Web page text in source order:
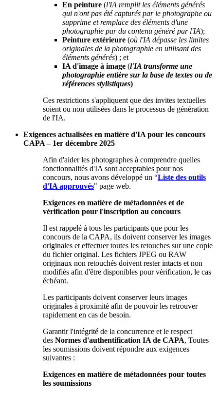
En peinture (l'IA remplit les éléments générés
qui n'ont pas été capturés par le photographe ou
supprime et remplace des éléments d'une
photographie par du contenu généré par l'IA);
Peinture extérieure (où l'IA dépasse les limites
originales de la photographie en utilisant des
éléments générés) ; et
IA d'image à image (l'IA transforme une
photographie entière sur la base de textes ou de
références stylistiques)
Ces restrictions s'appliquent que des invites textuelles
soient ou non utilisées dans le processus de génération
de l'IA.
Exigences actualisées en matière d'IA pour les concours
CAPA – 1er décembre 2025
Afin d'aider les photographes à comprendre quelles
fonctionnalités d'IA sont acceptables pour nos
concours, nous avons développé un “Liste des outils
d'IA approuvés" page web.
Exigences en matière de métadonnées et de
vérification pour l'inscription au concours
Il est rappelé à tous les participants que pour les
concours de la CAPA, ils doivent conserver les images
originales et effectuer toutes les retouches sur une copie
du fichier original. Les fichiers JPEG ou RAW
originaux non retouchés doivent rester intacts et non
modifiés afin d'être disponibles pour vérification, le cas
échéant.
Les participants doivent conserver leurs images
originales à proximité afin de pouvoir les retrouver
rapidement en cas de besoin.
Garantir l'intégrité de la concurrence et le respect
des Normes d'authentification IA de CAPA, Toutes
les soumissions doivent répondre aux exigences
suivantes :
Exigences en matière de métadonnées pour toutes
les soumissions